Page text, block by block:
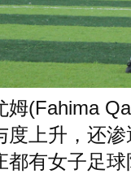
姆(Fahima
度上升，还
都有女子足